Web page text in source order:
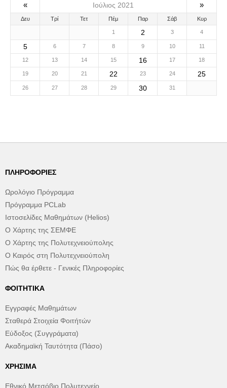
« Ιούλιος 2021 »
Δευ Τρί Τετ Πέμ Παρ Σάβ Κυρ
1 2 3 4
5 6 7 8 9 10 11
12 13 14 15 16 17 18
19 20 21 22 23 24 25
26 27 28 29 30 31
ΠΛΗΡΟΦΟΡΊΕΣ
Ωρολόγιο Πρόγραμμα
Πρόγραμμα PCLab
Ιστοσελίδες Μαθημάτων (Helios)
Ο Χάρτης της ΣΕΜΦΕ
Ο Χάρτης της Πολυτεχνειούπολης
Ο Καιρός στη Πολυτεχνειούπολη
Πώς θα έρθετε - Γενικές Πληροφορίες
ΦΟΙΤΗΤΙΚΆ
Εγγραφές Μαθημάτων
Σταθερά Στοιχεία Φοιτήτών
Εύδοξος (Συγγράματα)
Ακαδημαϊκή Ταυτότητα (Πάσο)
ΧΡΉΣΙΜΑ
Εθνικό Μετσόβιο Πολυτεχνείο